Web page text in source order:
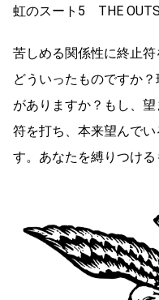
虹のスート5 THE
苦しめる関係性に終止
どういったものですか
がありますか？もし、
符を打ち、本来望んで
す。あなたを縛りつける